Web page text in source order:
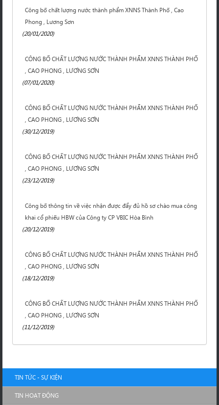
Công bố chất lượng nước thành phẩm XNNS Thành Phố , Cao
Phong , Lương Sơn
(20/01/2020)
CÔNG BỐ CHẤT LƯỢNG NƯỚC THÀNH PHẨM XNNS THÀNH PHỐ
, CAO PHONG , LƯƠNG SƠN
(07/01/2020)
CÔNG BỐ CHẤT LƯỢNG NƯỚC THÀNH PHẨM XNNS THÀNH PHỐ
, CAO PHONG , LƯƠNG SƠN
(30/12/2019)
CÔNG BỐ CHẤT LƯỢNG NƯỚC THÀNH PHẨM XNNS THÀNH PHỐ
, CAO PHONG , LƯƠNG SƠN
(23/12/2019)
Công bố thông tin về việc nhận được đẩy đủ hồ sơ chào mua công
khai cổ phiếu HBW của Công ty CP VBIC Hòa Bình
(20/12/2019)
CÔNG BỐ CHẤT LƯỢNG NƯỚC THÀNH PHẨM XNNS THÀNH PHỐ
, CAO PHONG , LƯƠNG SƠN
(18/12/2019)
CÔNG BỐ CHẤT LƯỢNG NƯỚC THÀNH PHẨM XNNS THÀNH PHỐ
, CAO PHONG , LƯƠNG SƠN
(11/12/2019)
TIN TỨC - SỰ KIỆN
TIN HOẠT ĐỘNG